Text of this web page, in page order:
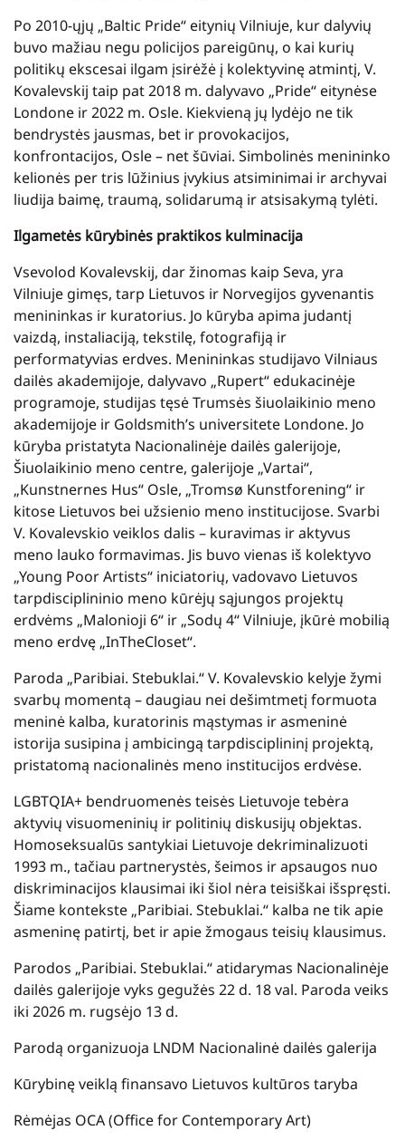
Po 2010-ųjų „Baltic Pride“ eitynių Vilniuje, kur dalyvių
buvo mažiau negu policijos pareigūnų, o kai kurių
politikų ekscesai ilgam įsirėžė į kolektyvinę atmintį, V.
Kovalevskij taip pat 2018 m. dalyvavo „Pride“ eitynėse
Londone ir 2022 m. Osle. Kiekvieną jų lydėjo ne tik
bendrystės jausmas, bet ir provokacijos,
konfrontacijos, Osle – net šūviai. Simbolinės menininko
kelionės per tris lūžinius įvykius atsiminimai ir archyvai
liudija baimę, traumą, solidarumą ir atsisakymą tylėti.
Ilgametės kūrybinės praktikos kulminacija
Vsevolod Kovalevskij, dar žinomas kaip Seva, yra
Vilniuje gimęs, tarp Lietuvos ir Norvegijos gyvenantis
menininkas ir kuratorius. Jo kūryba apima judantį
vaizdą, instaliaciją, tekstilę, fotografiją ir
performatyvias erdves. Menininkas studijavo Vilniaus
dailės akademijoje, dalyvavo „Rupert“ edukacinėje
programoje, studijas tęsė Trumsės šiuolaikinio meno
akademijoje ir Goldsmith’s universitete Londone. Jo
kūryba pristatyta Nacionalinėje dailės galerijoje,
Šiuolaikinio meno centre, galerijoje „Vartai“,
„Kunstnernes Hus“ Osle, „Tromsø Kunstforening“ ir
kitose Lietuvos bei užsienio meno institucijose. Svarbi
V. Kovalevskio veiklos dalis – kuravimas ir aktyvus
meno lauko formavimas. Jis buvo vienas iš kolektyvo
„Young Poor Artists“ iniciatorių, vadovavo Lietuvos
tarpdisciplininio meno kūrėjų sąjungos projektų
erdvėms „Malonioji 6“ ir „Sodų 4“ Vilniuje, įkūrė mobilią
meno erdvę „InTheCloset“.
Paroda „Paribiai. Stebuklai.“ V. Kovalevskio kelyje žymi
svarbų momentą – daugiau nei dešimtmetį formuota
meninė kalba, kuratorinis mąstymas ir asmeninė
istorija susipina į ambicingą tarpdisciplininį projektą,
pristatomą nacionalinės meno institucijos erdvėse.
LGBTQIA+ bendruomenės teisės Lietuvoje tebėra
aktyvių visuomeninių ir politinių diskusijų objektas.
Homoseksualūs santykiai Lietuvoje dekriminalizuoti
1993 m., tačiau partnerystės, šeimos ir apsaugos nuo
diskriminacijos klausimai iki šiol nėra teisiškai išspręsti.
Šiame kontekste „Paribiai. Stebuklai.“ kalba ne tik apie
asmeninę patirtį, bet ir apie žmogaus teisių klausimus.
Parodos „Paribiai. Stebuklai.“ atidarymas Nacionalinėje
dailės galerijoje vyks gegužės 22 d. 18 val. Paroda veiks
iki 2026 m. rugsėjo 13 d.
Parodą organizuoja LNDM Nacionalinė dailės galerija
Kūrybinę veiklą finansavo Lietuvos kultūros taryba
Rėmėjas OCA (Office for Contemporary Art)